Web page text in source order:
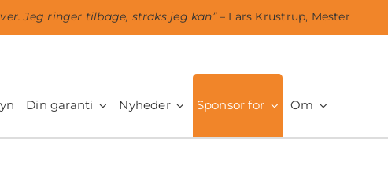
Jeg ringer tilbage, straks jeg kan”– Lars Krustrup, Mester
Din garanti Nyheder Sponsor for Om